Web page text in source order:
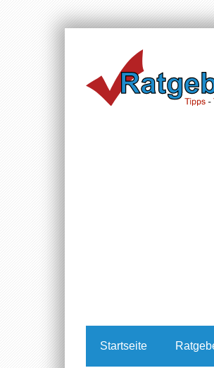
Startseite